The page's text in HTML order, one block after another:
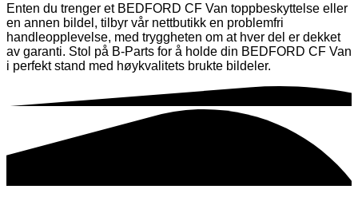
Enten du trenger et BEDFORD CF Van toppbeskyttelse eller
en annen bildel, tilbyr vår nettbutikk en problemfri
handleopplevelse, med tryggheten om at hver del er dekket
av garanti. Stol på B-Parts for å holde din BEDFORD CF Van
i perfekt stand med høykvalitets brukte bildeler.